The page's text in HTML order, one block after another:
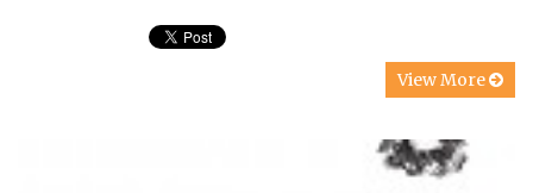
View More